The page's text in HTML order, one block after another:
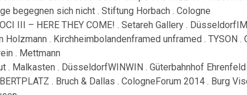
begegnen sich nicht . Stiftung Horbach . Cologne
III – HERE THEY COME! . Setareh Gallery .
Holzmann . Kirchheimbolandenframed unframed . TYSON .
. Mettmann
. Malkasten . DüsseldorfWINWIN . Güterbahnhof Ehrenfeld
. Bruch & Dallas . CologneForum 2014 . Burg